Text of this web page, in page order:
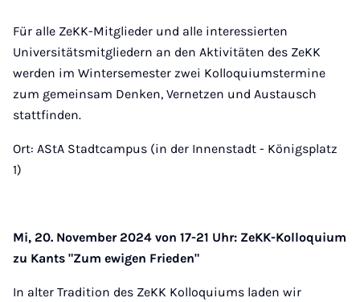
Für alle ZeKK-Mitglieder und alle interessierten
Universitätsmitgliedern an den Aktivitäten des ZeKK
werden im Wintersemester zwei Kolloquiumstermine
zum gemeinsam Denken, Vernetzen und Austausch
stattfinden.
Ort: AStA Stadtcampus (in der Innenstadt - Königsplatz
1)
Mi, 20. November 2024 von 17-21 Uhr: ZeKK-Kolloquium
zu Kants "Zum ewigen Frieden"
In alter Tradition des ZeKK Kolloquiums laden wir